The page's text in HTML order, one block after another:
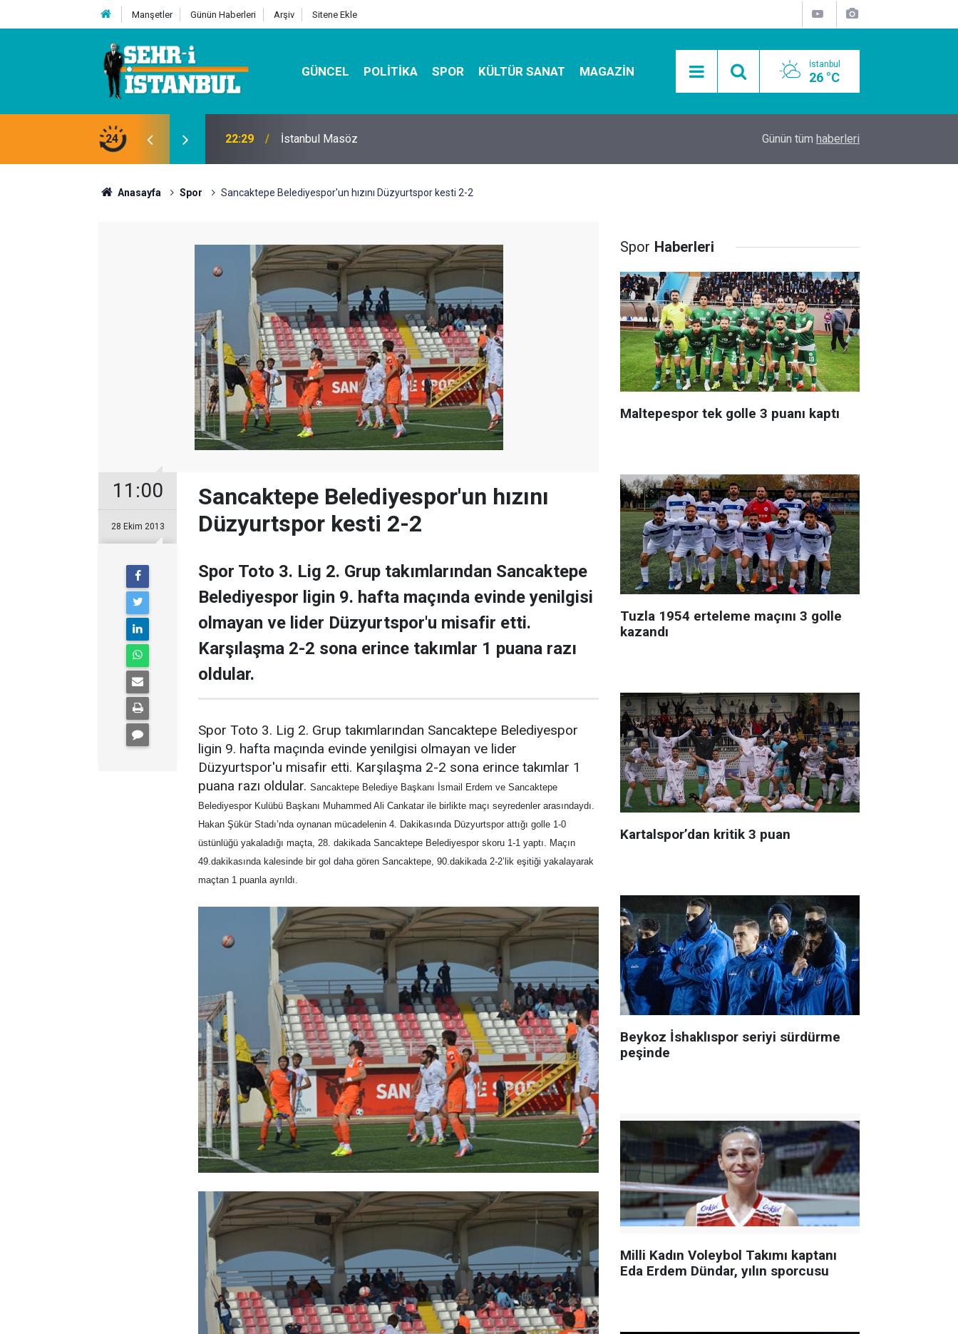
Manşetler Günün Haberleri Arşiv Sitene Ekle
GÜNCEL POLITIKA SPOR KÜLTÜR SANAT MAGAZIN İstanbul
26 °C
24 07:32 Kutu Sihirbazı ile Estetik, Dayanıklı ve Çevre Dostu Ambalaj Mobil Araçlarla Hayır Lokması Dağıtımının
Günün tüm haberleri
Anasayfa Spor Sancaktepe Belediyespor'un hızını Düzyurtspor kesti 2-2
11:00
28 Ekim 2013
Sancaktepe Belediyespor'un hızını
Düzyurtspor kesti 2-2
Spor Toto 3. Lig 2. Grup takımlarından Sancaktepe
Belediyespor ligin 9. hafta maçında evinde yenilgisi
olmayan ve lider Düzyurtspor'u misafir etti.
Karşılaşma 2-2 sona erince takımlar 1 puana razı
oldular.
Spor Toto 3. Lig 2. Grup takımlarından Sancaktepe Belediyespor
ligin 9. hafta maçında evinde yenilgisi olmayan ve lider
Düzyurtspor'u misafir etti. Karşılaşma 2-2 sona erince takımlar 1
puana razı oldular. Sancaktepe Belediye Başkanı İsmail Erdem ve Sancaktepe
Belediyespor Kulübü Başkanı Muhammed Ali Cankatar ile birlikte maçı seyredenler arasındaydı.
Hakan Şükür Stadı’nda oynanan mücadelenin 4. Dakikasında Düzyurtspor attığı golle 1-0
üstünlüğü yakaladığı maçta, 28. dakikada Sancaktepe Belediyespor skoru 1-1 yaptı. Maçın
49.dakikasında kalesinde bir gol daha gören Sancaktepe, 90.dakikada 2-2’lik eşitiği yakalayarak
maçtan 1 puanla ayrıldı.
Spor Haberleri
Maltepespor tek golle 3 puanı kaptı
Tuzla 1954 erteleme maçını 3 golle
kazandı
Kartalspor’dan kritik 3 puan
Beykoz İshaklıspor seriyi sürdürme
peşinde
Milli Kadın Voleybol Takımı kaptanı
Eda Erdem Dündar, yılın sporcusu